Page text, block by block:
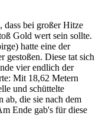
dass bei großer Hitze
Gold wert sein sollte.
hatte eine der
gestoßen. Diese tat sich
vier endlich der
Mit 18,62 Metern
und schüttelte
ab, die sie nach dem
Ende gab's für diese